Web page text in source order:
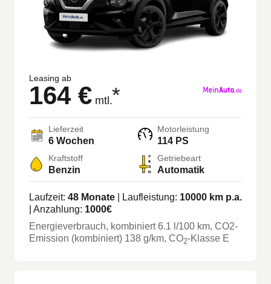
Leasing ab
164 € mtl.*
Lieferzeit
6 Wochen
Motorleistung
114 PS
Kraftstoff
Benzin
Getriebeart
Automatik
Laufzeit: 48 Monate | Laufleistung: 10000 km p.a.
| Anzahlung: 1000€
Energieverbrauch, kombiniert6.1 l/100 km, CO2-
Emission (kombiniert) 138 g/km, CO2-Klasse E